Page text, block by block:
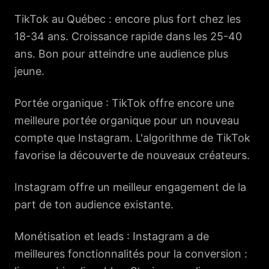
TikTok au Québec : encore plus fort chez les
18-34 ans. Croissance rapide dans les 25-40
ans. Bon pour atteindre une audience plus
jeune.
Portée organique : TikTok offre encore une
meilleure portée organique pour un nouveau
compte que Instagram. L'algorithme de TikTok
favorise la découverte de nouveaux créateurs.
Instagram offre un meilleur engagement de la
part de ton audience existante.
Monétisation et leads : Instagram a de
meilleures fonctionnalités pour la conversion :